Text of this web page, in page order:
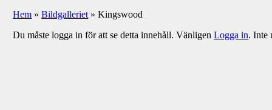
Hem »Bildgalleriet »Kingswood
Du måste logga in för att se detta innehåll. VänligenLogga in. Inte